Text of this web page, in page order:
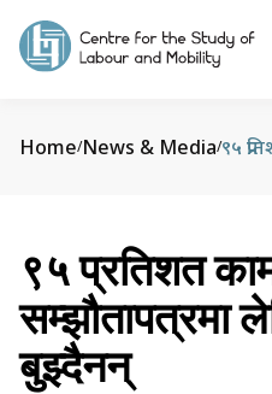
Home/News & Media/
९५ प्रतिशत
सम्झौतापत्रमा
बुझ्दैनन्